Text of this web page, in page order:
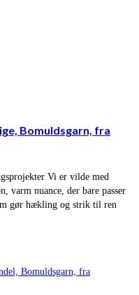
Bomuldsgarn, fra
Vi er vilde med
varm nuance, der bare passer
gør hækling og strik til ren